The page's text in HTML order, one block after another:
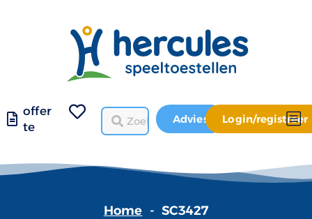
offer
te
Advies Login/registreer
Home - SC3427